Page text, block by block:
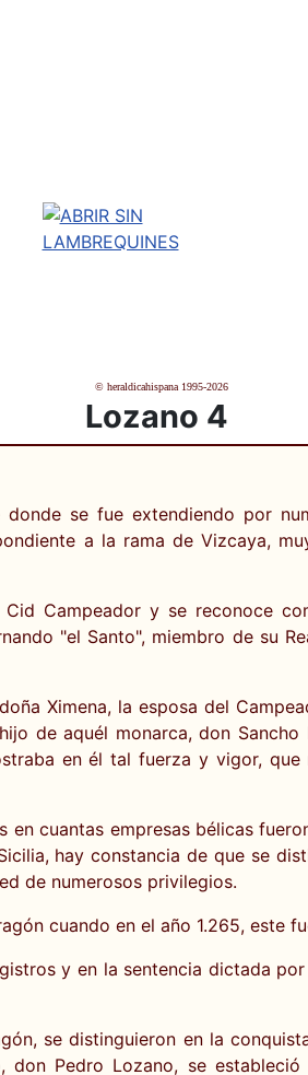
© heraldicahispana 1995-2026
Lozano 4
se fue extendiendo por
a la rama de Vizcaya,
Campeador y se reconoce
"el Santo", miembro de su
Ximena, la esposa del
de aquél monarca, don
en él tal fuerza y vigor,
cuantas empresas bélicas
hay constancia de que se
de numerosos privilegios.
cuando en el año 1.265, este
y en la sentencia dictada
se distinguieron en la
Pedro Lozano, se